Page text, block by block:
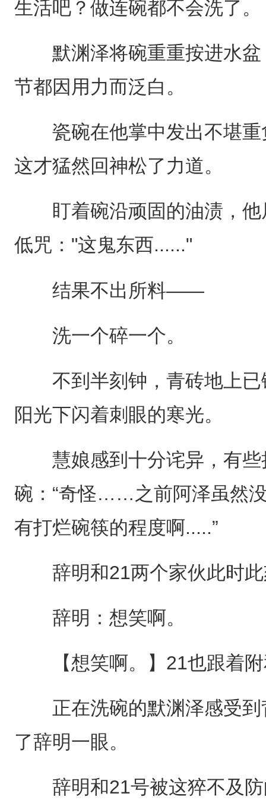
生活吧？做连碗都不会洗了。
默渊泽将碗重重按进水盆
节都因用力而泛白。
瓷碗在他掌中发出不堪重
这才猛然回神松了力道。
盯着碗沿顽固的油渍，他
低咒："这鬼东西......"
结果不出所料——
洗一个碎一个。
不到半刻钟，青砖地上已
阳光下闪着刺眼的寒光。
慧娘感到十分诧异，有些
碗：“奇怪……之前阿泽虽然
有打烂碗筷的程度啊.....”
辞明和21两个家伙此时
辞明：想笑啊。
【想笑啊。】21也跟着附
正在洗碗的默渊泽感受到
了辞明一眼。
辞明和21号被这猝不及防